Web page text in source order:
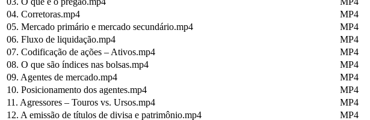
04. Corretoras.mp4
MP4
05. Mercado primário e mercado secundário.mp4
MP4
06. Fluxo de liquidação.mp4
MP4
07. Codificação de ações – Ativos.mp4
MP4
08. O que são índices nas bolsas.mp4
MP4
09. Agentes de mercado.mp4
MP4
10. Posicionamento dos agentes.mp4
MP4
11. Agressores – Touros vs. Ursos.mp4
MP4
12. A emissão de títulos de divisa e patrimônio.mp4
MP4